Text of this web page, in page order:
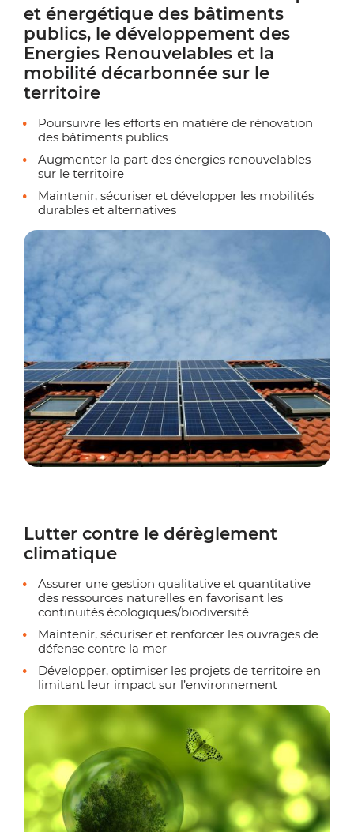
et énergétique des bâtiments
publics, le développement des
Energies Renouvelables et la
mobilité décarbonnée sur le
territoire
Poursuivre les efforts en matière de rénovation
des bâtiments publics
Augmenter la part des énergies renouvelables
sur le territoire
Maintenir, sécuriser et développer les mobilités
durables et alternatives
Lutter contre le dérèglement
climatique
Assurer une gestion qualitative et quantitative
des ressources naturelles en favorisant les
continuités écologiques/biodiversité
Maintenir, sécuriser et renforcer les ouvrages de
défense contre la mer
Développer, optimiser les projets de territoire en
limitant leur impact sur l’environnement